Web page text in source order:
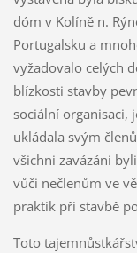
dóm v Kolíně n.
Portugalsku a
vyžadovalo celých
blízkosti stavby
sociální organisaci,
ukládala svým
všichni zavázáni
vůči nečlenům ve
praktik při stavbě
Toto